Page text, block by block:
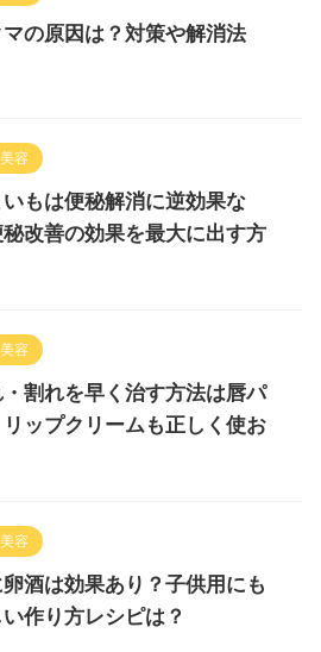
マの原因は？対策や解消法
容
いもは便秘解消に逆効果な
改善の効果を最大に出す方
容
・割れを早く治す方法は唇パ
リップクリームも正しく使お
容
酒は効果あり？子供用にも
作り方レシピは？